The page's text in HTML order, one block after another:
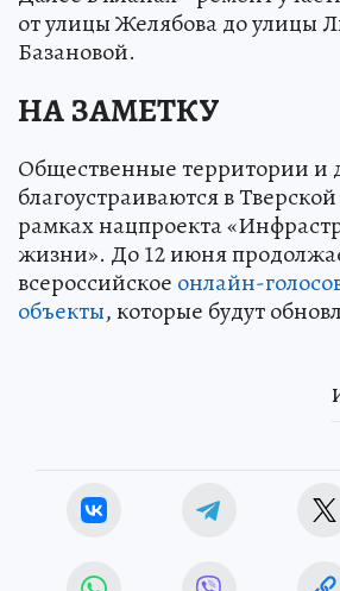
от улицы Желябова до улицы
Базановой.
НА ЗАМЕТКУ
Общественные территории и
благоустраиваются в
рамках нацпроекта
жизни». До 12 июня
всероссийское онлайн-
объекты, которые будут